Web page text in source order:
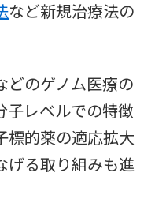
など新規治療法の
どのゲノム医療の
子レベルでの特徴
標的薬の適応拡大
げる取り組みも進